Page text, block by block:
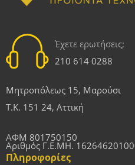
Έχετε ερωτήσεις;
210 614 0288
Μητροπόλεως 15, Μαρούσι
Τ.Κ. 151 24, Αττική
ΑΦΜ 801750150
Αριθμός Γ.Ε.ΜΗ.
Πληροφορίες